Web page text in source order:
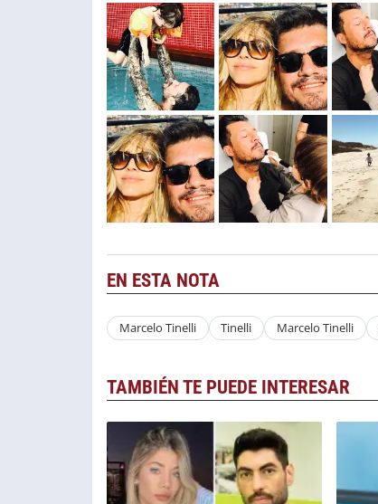
EN ESTA NOTA
Marcelo Tinelli Tinelli Marcelo Tinelli
TAMBIÉN TE PUEDE INTERESAR